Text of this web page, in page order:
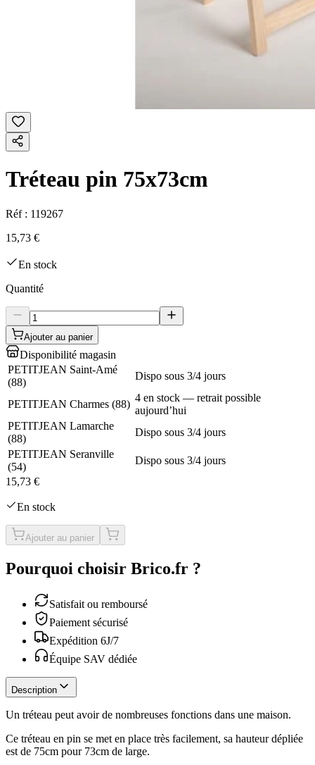
Tréteau pin 75x73cm
Réf : 119267
15,73 €
En stock
Quantité
Ajouter au panier
Disponibilité magasin
PETITJEAN Saint-Amé
(88)
Dispo sous 3/4 jours
PETITJEAN Charmes (88)
4 en stock — retrait possible
aujourd’hui
PETITJEAN Lamarche
(88)
Dispo sous 3/4 jours
PETITJEAN Seranville
(54)
Dispo sous 3/4 jours
15,73 €
En stock
Ajouter au panier
Pourquoi choisir Brico.fr ?
Satisfait ou remboursé
Paiement sécurisé
Expédition 6J/7
Équipe SAV dédiée
Description
Un tréteau peut avoir de nombreuses fonctions dans une maison.
Ce tréteau en pin se met en place très facilement, sa hauteur dépliée
est de 75cm pour 73cm de large.